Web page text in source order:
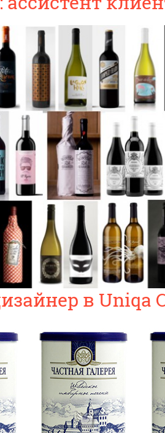
в Uniqa